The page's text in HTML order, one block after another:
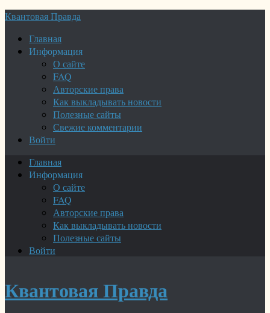
Квантовая Правда
Главная
Информация
О сайте
FAQ
Авторские права
Как выкладывать новости
Полезные сайты
Свежие комментарии
Войти
Главная
Информация
О сайте
FAQ
Авторские права
Как выкладывать новости
Полезные сайты
Войти
Квантовая Правда